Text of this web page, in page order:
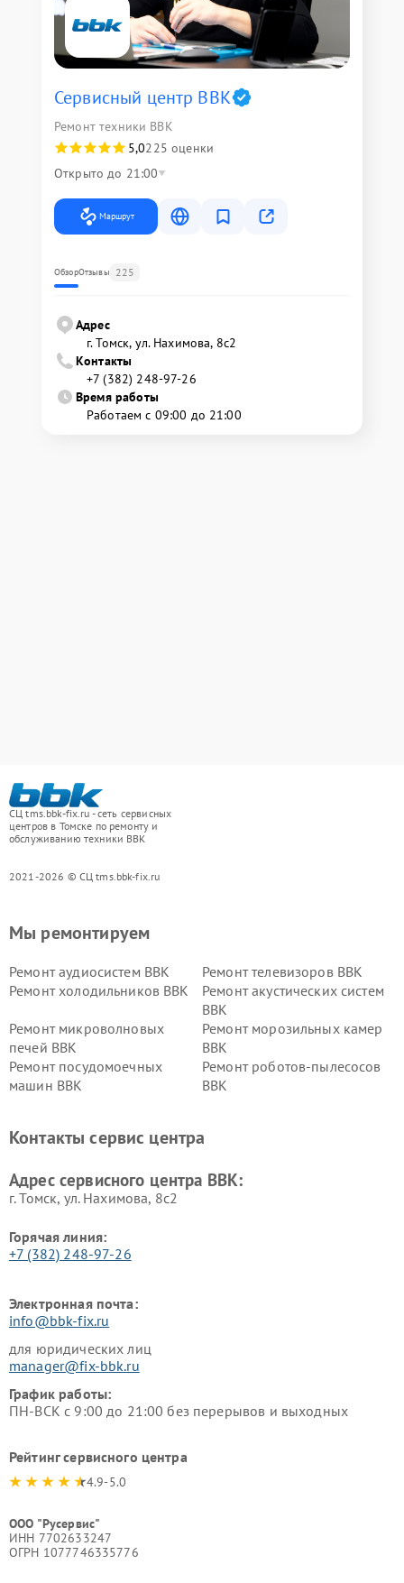
Сервисный центр BBK
Ремонт техники BBK
5,0225 оценки
Открыто до 21:00
Маршрут
ОбзорОтзывы 225
Адрес
г. Томск, ул. Нахимова, 8с2
Контакты
+7 (382) 248-97-26
Время работы
Работаем с 09:00 до 21:00
СЦ tms.bbk-fix.ru - сеть сервисных
центров в Томске по ремонту и
обслуживанию техники BBK
2021-2026 © СЦ tms.bbk-fix.ru
Мы ремонтируем
Ремонт аудиосистем BBK
Ремонт телевизоров BBK
Ремонт холодильников BBK
Ремонт акустических систем
BBK
Ремонт микроволновых
печей BBK
Ремонт морозильных камер
BBK
Ремонт посудомоечных
машин BBK
Ремонт роботов-пылесосов
BBK
Ремонт винных шкафов BBK
Контакты сервис центра
Адрес сервисного центра BBK:
г. Томск, ул. Нахимова, 8с2
Горячая линия:
+7 (382) 248-97-26
Электронная почта:
info@bbk-fix.ru
для юридических лиц
manager@fix-bbk.ru
График работы:
ПН-ВСК с 9:00 до 21:00 без перерывов и выходных
Рейтинг сервисного центра
4.9-5.0
ООО "Русервис"
ИНН 7702633247
ОГРН 1077746335776